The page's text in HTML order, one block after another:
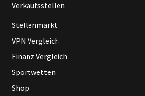
Verkaufsstellen
Stellenmarkt
VPN Vergleich
Finanz Vergleich
Sportwetten
Shop